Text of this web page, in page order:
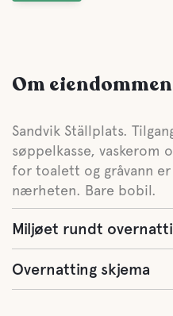
Om eiendommen
Sandvik Ställplats.
søppelkasse, vaskerom
for toalett og gråvann
nærheten. Bare bobil.
Miljøet rundt
Overnatting skjema